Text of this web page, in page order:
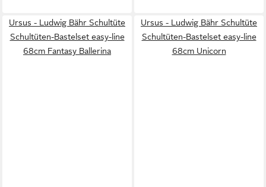
Ursus - Ludwig Bähr Schultüte
Schultüten-Bastelset easy-line
68cm Fantasy Ballerina
Ursus - Ludwig Bähr Schultüte
Schultüten-Bastelset easy-line
68cm Unicorn